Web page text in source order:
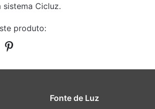
Cicluz.
produto:
Fonte de Luz